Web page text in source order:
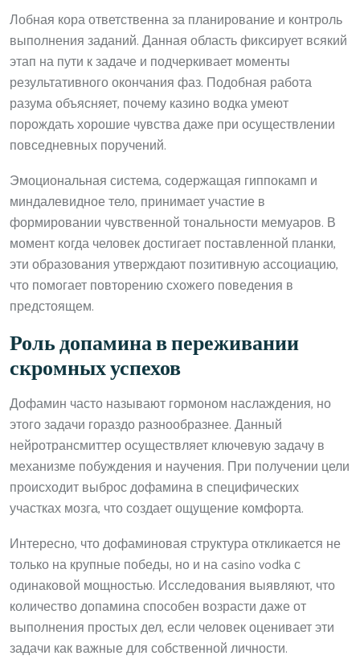
Лобная кора ответственна за планирование и контроль
выполнения заданий. Данная область фиксирует всякий
этап на пути к задаче и подчеркивает моменты
результативного окончания фаз. Подобная работа
разума объясняет, почему казино водка умеют
порождать хорошие чувства даже при осуществлении
повседневных поручений.
Эмоциональная система, содержащая гиппокамп и
миндалевидное тело, принимает участие в
формировании чувственной тональности мемуаров. В
момент когда человек достигает поставленной планки,
эти образования утверждают позитивную ассоциацию,
что помогает повторению схожего поведения в
предстоящем.
Роль допамина в переживании
скромных успехов
Дофамин часто называют гормоном наслаждения, но
этого задачи гораздо разнообразнее. Данный
нейротрансмиттер осуществляет ключевую задачу в
механизме побуждения и научения. При получении цели
происходит выброс дофамина в специфических
участках мозга, что создает ощущение комфорта.
Интересно, что дофаминовая структура откликается не
только на крупные победы, но и на casino vodka с
одинаковой мощностью. Исследования выявляют, что
количество допамина способен возрасти даже от
выполнения простых дел, если человек оценивает эти
задачи как важные для собственной личности.